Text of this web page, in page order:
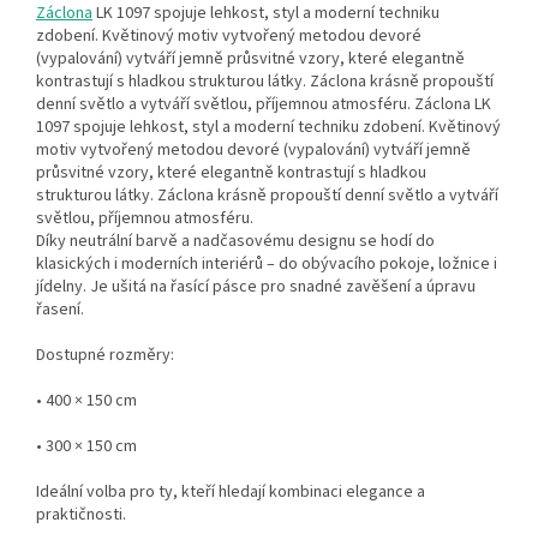
ZáclonaLK 1097 spojuje lehkost, styl a moderní techniku
zdobení. Květinový motiv vytvořený metodou devoré
(vypalování) vytváří jemně průsvitné vzory, které elegantně
kontrastují s hladkou strukturou látky. Záclona krásně propouští
denní světlo a vytváří světlou, příjemnou atmosféru. Záclona LK
1097 spojuje lehkost, styl a moderní techniku zdobení. Květinový
motiv vytvořený metodou devoré (vypalování) vytváří jemně
průsvitné vzory, které elegantně kontrastují s hladkou
strukturou látky. Záclona krásně propouští denní světlo a vytváří
světlou, příjemnou atmosféru.
Díky neutrální barvě a nadčasovému designu se hodí do
klasických i moderních interiérů – do obývacího pokoje, ložnice i
jídelny. Je ušitá na řasící pásce pro snadné zavěšení a úpravu
řasení.
Dostupné rozměry:
• 400 × 150 cm
• 300 × 150 cm
Ideální volba pro ty, kteří hledají kombinaci elegance a
praktičnosti.